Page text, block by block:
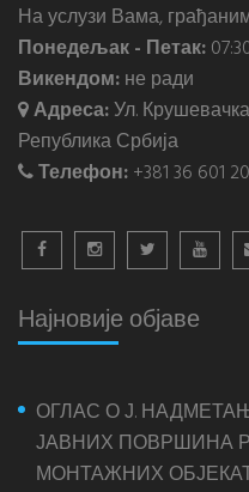
На услузи Вама,
Понедељак - Петак:
Викендом:не ради
Адреса:Ул.
Република Србија
Телефон:+381 36 601
Најновије објаве
ОГЛАС О Ј.
ЈАВНИХ ПОВРШИНА
МОНТАЖНИХ